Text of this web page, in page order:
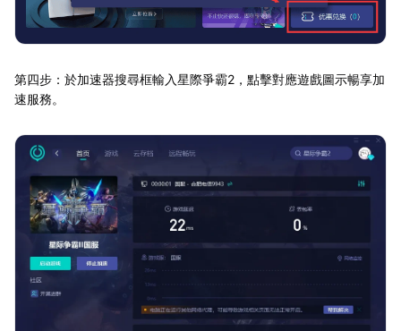
第四步：於加速器搜尋框輸入星際爭霸2，點擊對應遊戲圖示暢享加
速服務。